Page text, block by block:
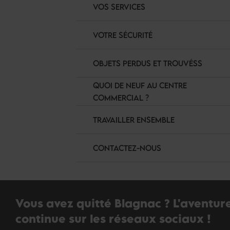
VOS SERVICES
VOTRE SÉCURITÉ
OBJETS PERDUS ET TROUVÉSS
QUOI DE NEUF AU CENTRE
COMMERCIAL ?
TRAVAILLER ENSEMBLE
CONTACTEZ-NOUS
Vous avez quitté Blagnac ?
continue sur les réseaux sociaux !